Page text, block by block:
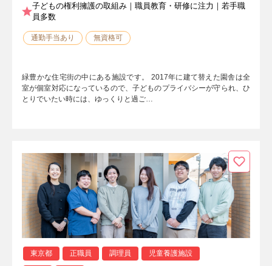
子どもの権利擁護の取組み｜職員教育・研修に注力｜若手職
員多数
通勤手当あり 無資格可
緑豊かな住宅街の中にある施設です。 2017年に建て替えた園舎は全
室が個室対応になっているので、子どものプライバシーが守られ、ひ
とりでいたい時には、ゆっくりと過ご…
東京都 正職員 調理員 児童養護施設